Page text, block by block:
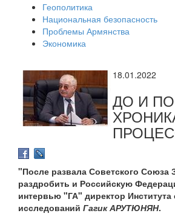
Геополитика
Национальная безопасность
Проблемы Армянства
Экономика
18.01.2022
ДО И
"После развала Советского Союза
раздробить и Российскую
интервью "ГА" директор Института
исследований Гагик АРУТЮНЯН.